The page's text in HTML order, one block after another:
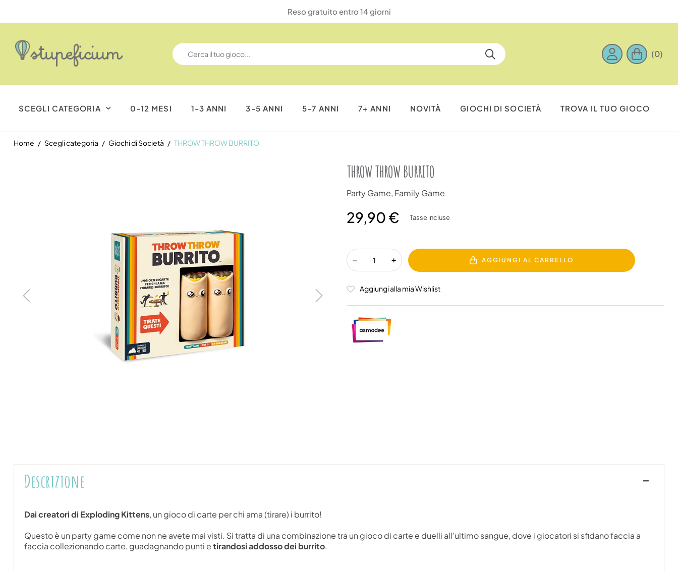
Reso gratuito entro 14 giorni
(0)
SCEGLI CATEGORIA 0-12 MESI 1-3 ANNI 3-5 ANNI 5-7 ANNI 7+ ANNI NOVITÀ GIOCHI DI SOCIETÀ TROVA IL TUO GIOCO
Home Scegli categoria Giochi di Società THROW THROW BURRITO
THROW THROW BURRITO
Party Game, Family Game
29,90 € Tasse incluse
AGGIUNGI AL CARRELLO
Aggiungi alla mia Wishlist
Descrizione
Dai creatori di Exploding Kittens, un gioco di carte per chi ama (tirare) i burrito!
Questo è un party game come non ne avete mai visti. Si tratta di una combinazione tra un gioco di carte e duelli all’ultimo sangue, dove i giocatori si sfidano faccia a
faccia collezionando carte, guadagnando punti etirandosi addosso dei burrito.